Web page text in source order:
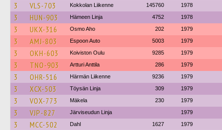
3 VLS-703 Kokkolan Liikenne 145760 1978
3 HUN-903 Hämeen Linja 4752 1978
3 UKX-316 Osmo Aho 202 1979
3 AMJ-803 Espoon Auto 5003 1979
3 OKH-603 Koiviston Oulu 9285 1979
3 TNO-903 Artturi Anttila 286 1979
3 OHR-516 Härmän Liikenne 9236 1979
3 XCX-503 Töysän Linja 309 1979
3 VOX-773 Mäkela 230 1979
3 VJP-827 Järviseudun Linja 1979
3 MCC-502 Dahl 1627 1979